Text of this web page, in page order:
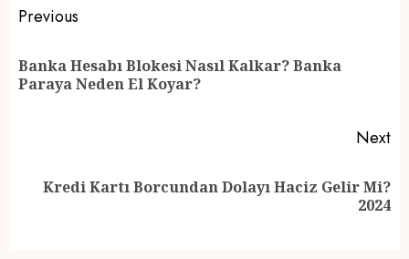
Post
navigation
Previous
Banka Hesabı Blokesi Nasıl Kalkar? Banka
Paraya Neden El Koyar?
Next
NextKredi Kartı Borcundan Dolayı Haciz Gelir Mi?
2024